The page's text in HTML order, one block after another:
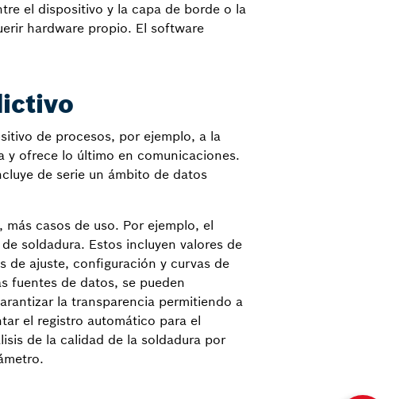
el dispositivo y la capa de borde o la
hardware propio. El software
de procesos, por ejemplo, a la
y ofrece lo último en comunicaciones.
de serie un ámbito de datos
casos de uso. Por ejemplo, el
soldadura. Estos incluyen valores de
de ajuste, configuración y curvas de
fuentes de datos, se pueden
la transparencia permitiendo a
el registro automático para el
de la calidad de la soldadura por